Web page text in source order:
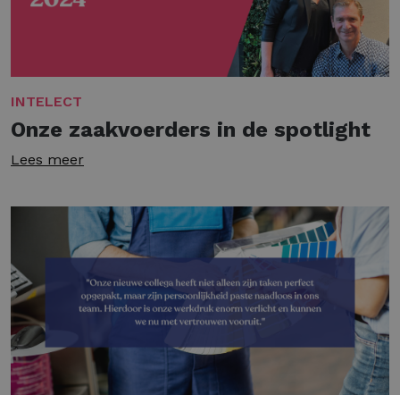
INTELECT
Onze zaakvoerders in de spotlight
Lees meer